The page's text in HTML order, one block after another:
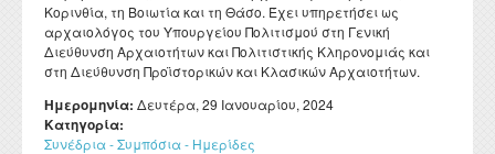
Κορινθία, τη Βοιωτία και τη Θάσο. Έχει υπηρετήσει ως
αρχαιολόγος του Υπουργείου Πολιτισμού στη Γενική
Διεύθυνση Αρχαιοτήτων και Πολιτιστικής Κληρονομιάς και
στη Διεύθυνση Προϊστορικών και Κλασικών Αρχαιοτήτων.
Ημερομηνία: Δευτέρα, 29 Ιανουαρίου, 2024
Κατηγορία:
Συνέδρια - Συμπόσια - Ημερίδες